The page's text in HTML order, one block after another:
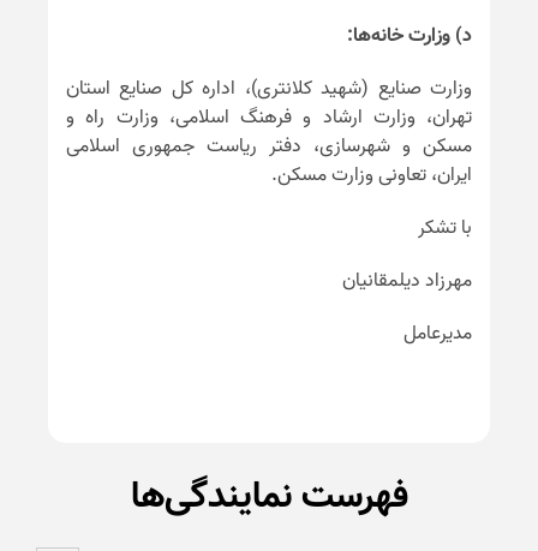
د) وزارت خانه‌ها:
وزارت صنایع (شهید کلانتری)، اداره کل صنایع استان
تهران، وزارت ارشاد و فرهنگ اسلامی، وزارت راه و
مسکن و شهرسازی، دفتر ریاست جمهوری اسلامی
ایران، تعاونی وزارت مسکن.
با تشکر
مهرزاد دیلمقانیان
مدیرعامل
فهرست نمایندگی‌ها